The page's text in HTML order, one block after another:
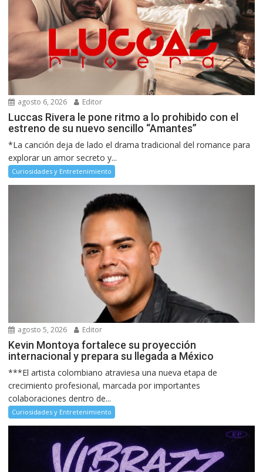
agosto 6, 2026 Editor
Luccas Rivera le pone ritmo a lo prohibido con el
estreno de su nuevo sencillo “Amantes”
*La canción deja de lado el drama tradicional del romance para
explorar un amor secreto y...
Curiosidades y Entretenimiento
agosto 5, 2026 Editor
Kevin Montoya fortalece su proyección
internacional y prepara su llegada a México
***El artista colombiano atraviesa una nueva etapa de
crecimiento profesional, marcada por importantes
colaboraciones dentro de...
Curiosidades y Entretenimiento